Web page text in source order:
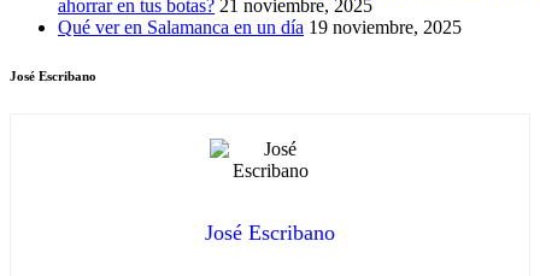
ahorrar en tus botas? 21 noviembre, 2025
Qué ver en Salamanca en un día 19 noviembre, 2025
José Escribano
José Escribano